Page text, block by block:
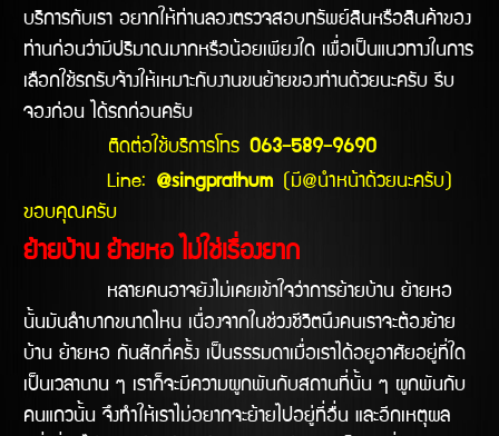
บริการกับเรา อยากให้ท่านลองตรวจสอบทรัพย์สินหรือสินค้าของ
ท่านก่อนว่ามีปริมาณมากหรือน้อยเพียงใด เพื่อเป็นแนวทางในการ
เลือกใช้รถรับจ้างให้เหมาะกับงานขนย้ายของท่านด้วยนะครับ รีบ
จองก่อน ได้รถก่อนครับ
ติดต่อใช้บริการโทร 063-589-9690
Line: @singprathum (มี@นำหน้าด้วยนะครับ)
ขอบคุณครับ
ย้ายบ้าน ย้ายหอ ไม่ใช่เรื่องยาก
หลายคนอาจยังไม่เคยเข้าใจว่าการย้ายบ้าน ย้ายหอ
นั้นมันลำบากขนาดไหน เนื่องจากในช่วงชีวิตนึงคนเราจะต้องย้าย
บ้าน ย้ายหอ กันสักกี่ครั้ง เป็นธรรมดาเมื่อเราได้อยูอาศัยอยู่ที่ใด
เป็นเวลานาน ๆ เราก็จะมีความผูกพันกับสถานที่นั้น ๆ ผูกพันกับ
คนแถวนั้น จึงทำให้เราไม่อยากจะย้ายไปอยู่ที่อื่น และอีกเหตุผล